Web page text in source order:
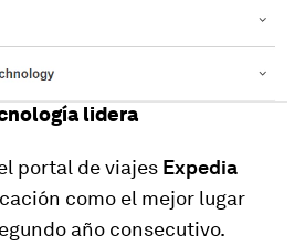
lidera
portal de viajes Expedia
como el mejor lugar
año consecutivo.